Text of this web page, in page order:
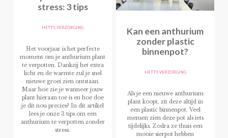
stress: 3 tips
HETTY,VERZORGING
Het voorjaar is het perfecte
moment om je anthurium plant
te verpotten. Dankzij het extra
licht en de warmte zul je snel
nieuwe groei zien ontstaan.
Maar hoe zie je wanneer jouw
plant hieraan toe is en hoe doe
je dit nou precies? In dit artikel
lees je onze 3 tips om een
anthurium te verpotten zonder
stress.
Kan een anthurium
zonder plastic
binnenpot?
HETTY,VERZORGING
Als je een nieuwe anthurium
plant koopt, zit deze altijd in
een plastic binnenpot. Veel
mensen zien deze pot als iets
tijdelijks. Zodra ze thuis een
mooie sierpot hebben